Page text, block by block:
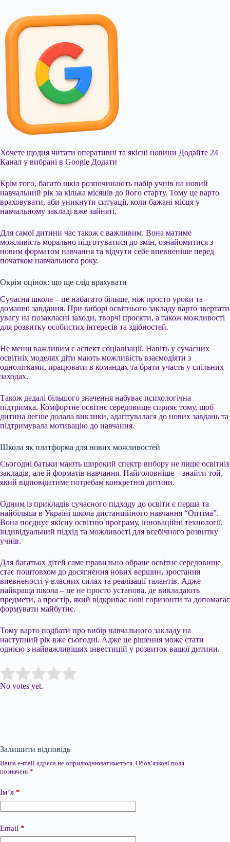
Хочете щодня читати оперативні та якісні новини Додайте 24
Канал у вибрані в Google Додати
Крім того, багато шкіл розпочинають набір учнів на новий
навчальний рік за кілька місяців до його старту. Тому це варто
враховувати, аби уникнути ситуації, коли бажані місця у
навчальному закладі вже зайняті.
Для самої дитини час також є важливим. Вона матиме
можливість морально підготуватися до змін, ознайомитися з
новим форматом навчання та відчути себе впевненіше перед
початком навчального року.
Окрім оцінок: що ще слід врахувати
Сучасна школа – це набагато більше, ніж просто уроки та
домашні завдання. При виборі освітнього закладу варто звертати
увагу на позакласні заходи, творчі проєкти, а також можливості
для розвитку особистих інтересів та здібностей.
Не менш важливим є аспект соціалізації. Навіть у сучасних
освітніх моделях діти мають можливість взаємодіяти з
однолітками, працювати в командах та брати участь у спільних
заходах.
Також дедалі більшого значення набуває психологічна
підтримка. Комфортне освітнє середовище сприяє тому, щоб
дитина легше долала виклики, адаптувалася до нових завдань та
підтримувала мотивацію до навчання.
Школа як платформа для нових можливостей
Сьогодні батьки мають широкий спектр вибору не лише освітніх
закладів, але й форматів навчання. Найголовніше – знайти той,
який відповідатиме потребам конкретної дитини.
Одним із прикладів сучасного підходу до освіти є перша та
найбільша в Україні школа дистанційного навчання “Оптіма”.
Вона поєднує якісну освітню програму, інноваційні технології,
індивідуальний підхід та можливості для всебічного розвитку
учнів.
Для багатьох дітей саме правильно обране освітнє середовище
стає поштовхом до досягнення нових вершин, зростання
впевненості у власних силах та реалізації талантів. Адже
найкраща школа – це не просто установа, де викладають
предмети, а простір, який відкриває нові горизонти та допомагає
формувати майбутнє.
Тому варто подбати про вибір навчального закладу на
наступний рік вже сьогодні. Адже це рішення може стати
однією з найважливіших інвестицій у розвиток вашої дитини.
Rate this item:
No votes yet.
Залишити відповідь
Ваша e-mail адреса не оприлюднюватиметься. Обов’язкові поля
позначені *
Ім’я *
Email *